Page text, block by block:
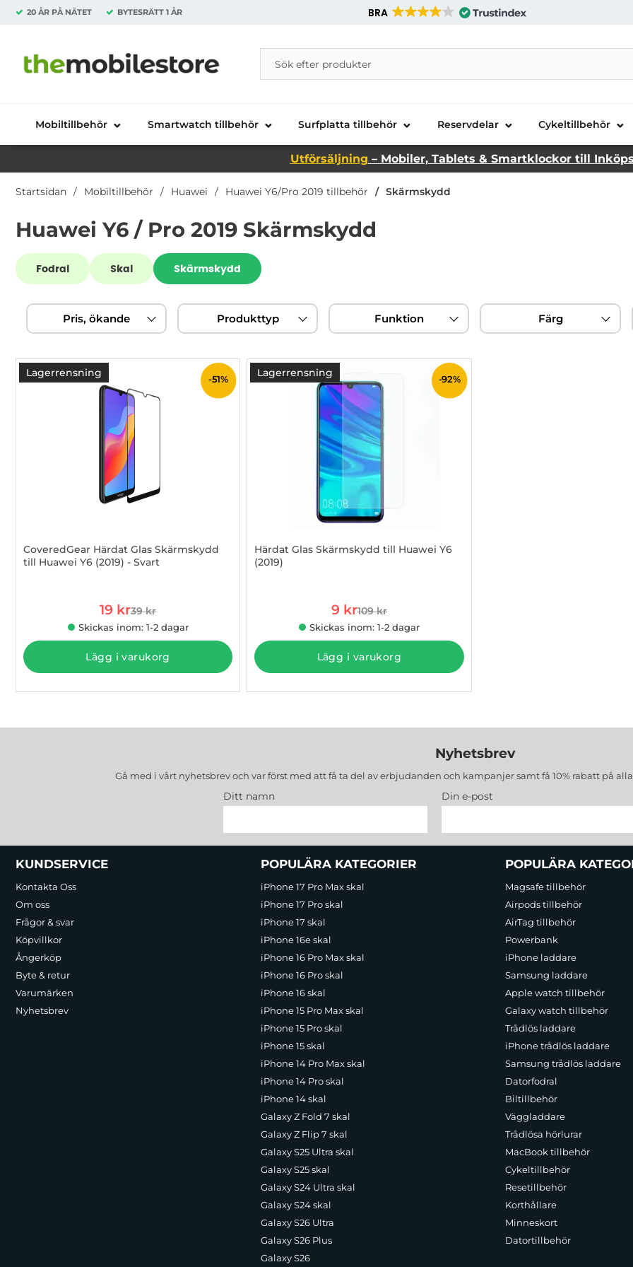
20 ÅR PÅ NÄTET BYTESRÄTT 1 ÅR BRA
Startsidan för Danira Telecom AB
Sök
Sök på Danira Telecom AB
Mobiltillbehör Smartwatch tillbehör Surfplatta tillbehör Reservdelar Cykeltillbehör
Utförsäljning – Mobiler, Tablets & Smartklockor till
Startsidan Mobiltillbehör Huawei Huawei Y6/Pro 2019 tillbehör Skärmskydd
Huawei Y6 / Pro 2019 Skärmskydd
Underkategorier
Fodral Skal Skärmskydd
över
filtersektionen
Filtrera & sortera
Pris, ökande Produkttyp Funktion Färg
produktlista
Lagerrensning
-51%
CoveredGear Härdat Glas Skärmskydd
till Huawei Y6 (2019) - Svart
rea pris
19 krtidigare pris
39 kr
Skickas inom: 1-2 dagar
Lägg i varukorg
Lagerrensning
-92%
Härdat Glas Skärmskydd till Huawei Y6
(2019)
rea pris
9 krtidigare pris
109 kr
Skickas inom: 1-2 dagar
Lägg i varukorg
Nyhetsbrev
Gå med i vårt nyhetsbrev och var först med att få ta del av erbjudanden och kampanjer samt få 10% rabatt på alla
Ditt namn Din e-post
Sidfot Blandad info och länkar
KUNDSERVICE
Kontakta Oss
Om oss
Frågor & svar
Köpvillkor
Ångerköp
Byte & retur
Varumärken
Nyhetsbrev
POPULÄRA KATEGORIER
iPhone 17 Pro Max skal
iPhone 17 Pro skal
iPhone 17 skal
iPhone 16e skal
iPhone 16 Pro Max skal
iPhone 16 Pro skal
iPhone 16 skal
iPhone 15 Pro Max skal
iPhone 15 Pro skal
iPhone 15 skal
iPhone 14 Pro Max skal
iPhone 14 Pro skal
iPhone 14 skal
Galaxy Z Fold 7 skal
Galaxy Z Flip 7 skal
Galaxy S25 Ultra skal
Galaxy S25 skal
Galaxy S24 Ultra skal
Galaxy S24 skal
Galaxy S26 Ultra
Galaxy S26 Plus
Galaxy S26
POPULÄRA
Magsafe tillbehör
Airpods tillbehör
AirTag tillbehör
Powerbank
iPhone laddare
Samsung laddare
Apple watch tillbehör
Galaxy watch tillbehör
Trådlös laddare
iPhone trådlös laddare
Samsung trådlös laddare
Datorfodral
Biltillbehör
Väggladdare
Trådlösa hörlurar
MacBook tillbehör
Cykeltillbehör
Resetillbehör
Korthållare
Minneskort
Datortillbehör